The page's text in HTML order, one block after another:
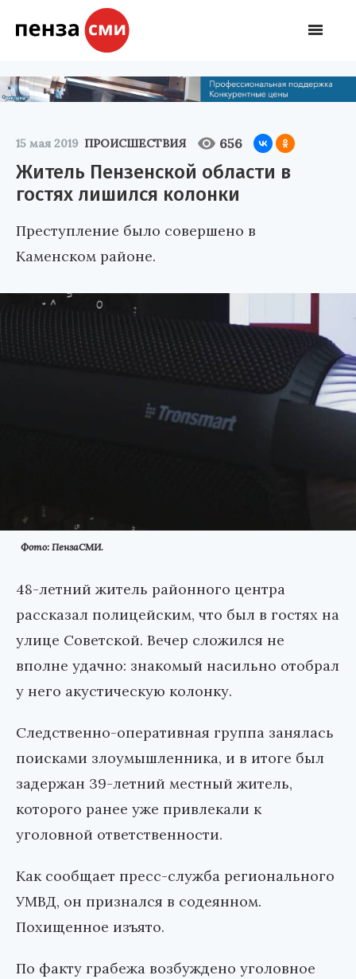
15 мая 2019 ПРОИСШЕСТВИЯ 656
Житель Пензенской области в
гостях лишился колонки
Преступление было совершено в
Каменском районе.
Фото: ПензаСМИ.
48-летний житель районного центра
рассказал полицейским, что был в гостях на
улице Советской. Вечер сложился не
вполне удачно: знакомый насильно отобрал
у него акустическую колонку.
Следственно-оперативная группа занялась
поисками злоумышленника, и в итоге был
задержан 39-летний местный житель,
которого ранее уже привлекали к
уголовной ответственности.
Как сообщает пресс-служба регионального
УМВД, он признался в содеянном.
Похищенное изъято.
По факту грабежа возбуждено уголовное